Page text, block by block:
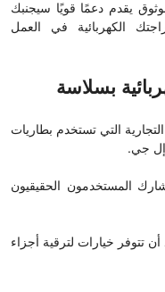
يقدم دعمًا قويًا سيجنبك
الكهربائية في العمل
بسلاسة
التي تستخدم بطاريات
إل جي.
المستخدمون الحقيقيون
تتوفر خيارات لترقية أجزاء